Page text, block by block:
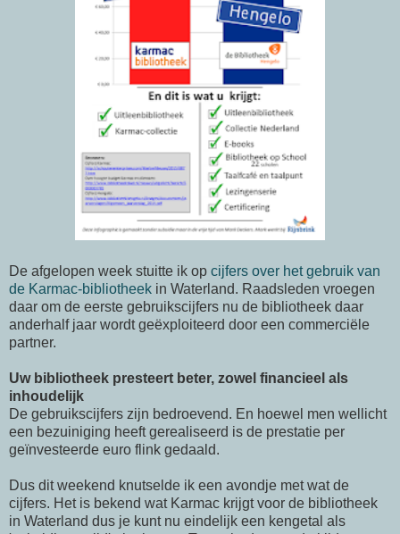
De afgelopen week stuitte ik op cijfers over het gebruik van
de Karmac-bibliotheek in Waterland. Raadsleden vroegen
daar om de eerste gebruikscijfers nu de bibliotheek daar
anderhalf jaar wordt geëxploiteerd door een commerciële
partner.
Uw bibliotheek presteert beter, zowel financieel als
inhoudelijk
De gebruikscijfers zijn bedroevend. En hoewel men wellicht
een bezuiniging heeft gerealiseerd is de prestatie per
geïnvesteerde euro flink gedaald.
Dus dit weekend knutselde ik een avondje met wat de
cijfers. Het is bekend wat Karmac krijgt voor de bibliotheek
in Waterland dus je kunt nu eindelijk een kengetal als